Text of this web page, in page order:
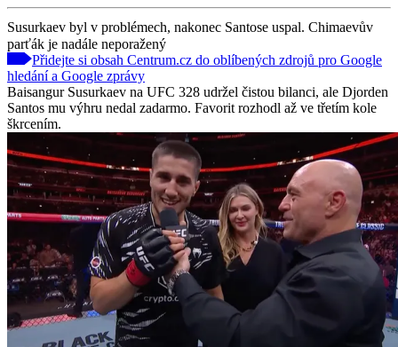
Susurkaev byl v problémech, nakonec Santose uspal. Chimaevův
parťák je nadále neporažený
Přidejte si obsah Centrum.cz do oblíbených zdrojů pro Google
hledání a Google zprávy
Baisangur Susurkaev na UFC 328 udržel čistou bilanci, ale Djorden
Santos mu výhru nedal zadarmo. Favorit rozhodl až ve třetím kole
škrcením.